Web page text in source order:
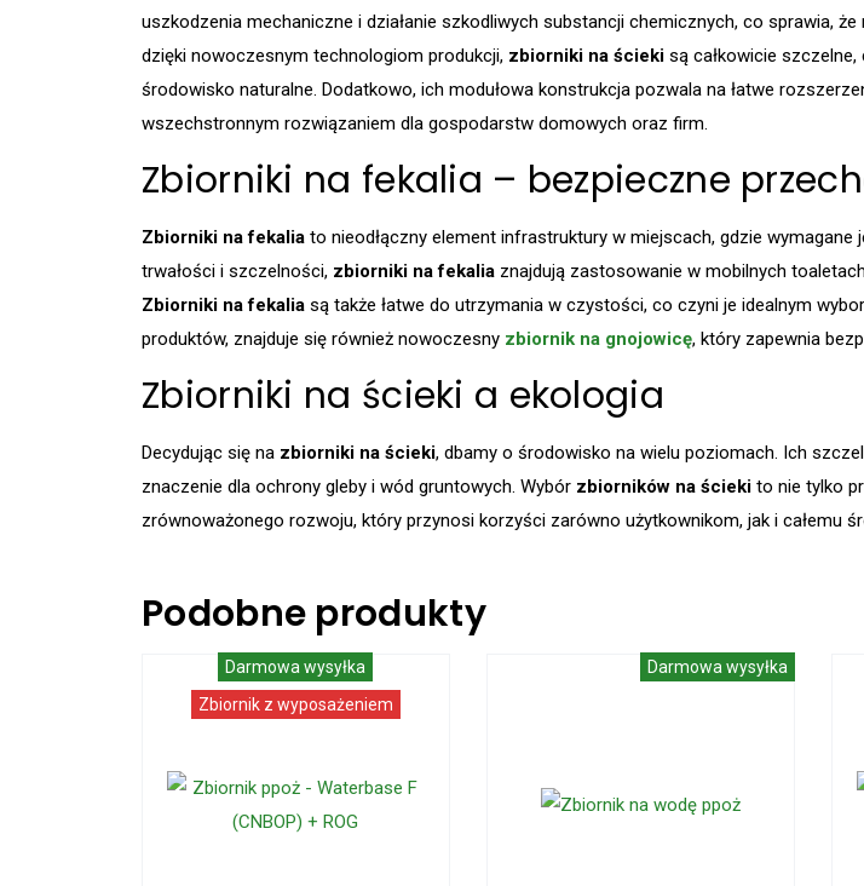
uszkodzenia mechaniczne i działanie szkodliwych substancji chemicznych, co sprawia,
dzięki nowoczesnym technologiom produkcji, zbiorniki na ścieki są całkowicie
środowisko naturalne. Dodatkowo, ich modułowa konstrukcja pozwala na łatwe
wszechstronnym rozwiązaniem dla gospodarstw domowych oraz firm.
Zbiorniki na fekalia – bezpieczne
Zbiorniki na fekalia to nieodłączny element infrastruktury w miejscach, gdzie
trwałości i szczelności, zbiorniki na fekalia znajdują zastosowanie w mobilnych
Zbiorniki na fekalia są także łatwe do utrzymania w czystości, co czyni je idealnym
produktów, znajduje się również nowoczesny zbiornik na gnojowicę, który zapewnia
Zbiorniki na ścieki a ekologia
Decydując się na zbiorniki na ścieki, dbamy o środowisko na wielu poziomach. Ich
znaczenie dla ochrony gleby i wód gruntowych. Wybór zbiorników na ścieki to nie tylko
zrównoważonego rozwoju, który przynosi korzyści zarówno użytkownikom, jak i całemu
Podobne produkty
Darmowa wysyłka
Zbiornik z wyposażeniem
Darmowa wysyłka